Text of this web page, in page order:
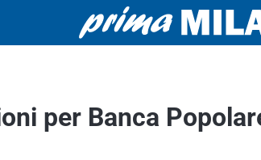
per Banca